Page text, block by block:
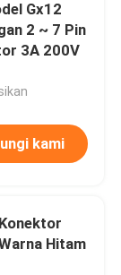
Gx12
2 ~ 7 Pin
3A 200V
kami
Hitam